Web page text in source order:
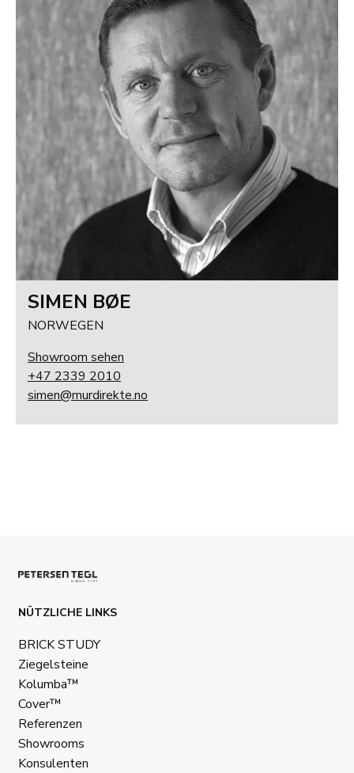
SIMEN BØE
NORWEGEN
Showroom sehen
+47 2339 2010
simen@murdirekte.no
NÜTZLICHE LINKS
BRICK STUDY
Ziegelsteine
Kolumba™
Cover™
Referenzen
Showrooms
Konsulenten